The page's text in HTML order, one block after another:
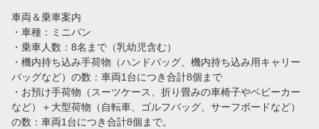
会社案内
言語
日本語
車両＆乗車案内
・車種：ミニバン
・乗車人数：8名まで（乳幼児含む）
・機内持ち込み手荷物（ハンドバッグ、機内持ち込み用キャリー
バッグなど）の数：車両1台につき合計8個まで
・お預け手荷物（スーツケース、折り畳みの車椅子やベビーカー
など）＋大型荷物（自転車、ゴルフバッグ、サーフボードなど）
の数：車両1台につき合計8個まで。